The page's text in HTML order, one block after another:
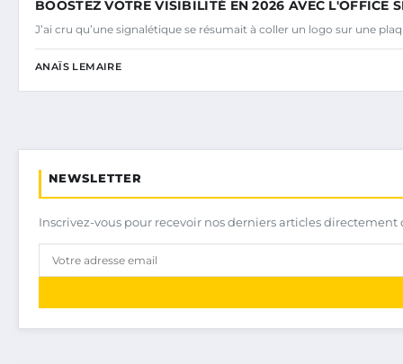
BOOSTEZ VOTRE VISIBILITÉ EN 2026 AVEC L'OFFICE
J’ai cru qu’une signalétique se résumait à coller un logo sur une
ANAÏS LEMAIRE
NEWSLETTER
Inscrivez-vous pour recevoir nos derniers articles